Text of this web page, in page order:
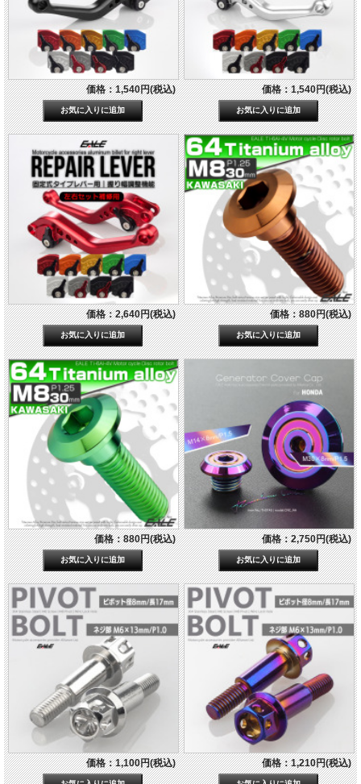
価格：1,540円(税込) 価格：1,540円(税込)
価格：2,640円(税込) 価格：880円(税込)
価格：880円(税込) 価格：2,750円(税込)
価格：1,100円(税込) 価格：1,210円(税込)